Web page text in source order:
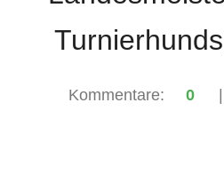
Kommentare: 0